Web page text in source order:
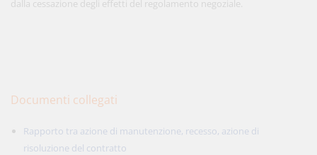
dalla cessazione degli effetti del regolamento negoziale.
Documenti collegati
Rapporto tra azione di manutenzione, recesso, azione di
risoluzione del contratto